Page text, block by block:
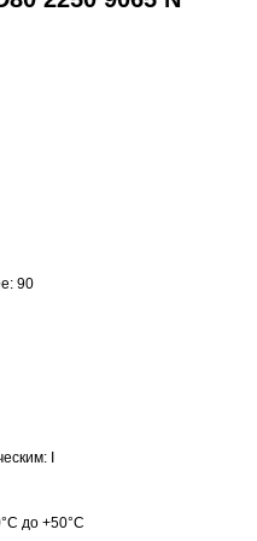
90
I
до +50°C